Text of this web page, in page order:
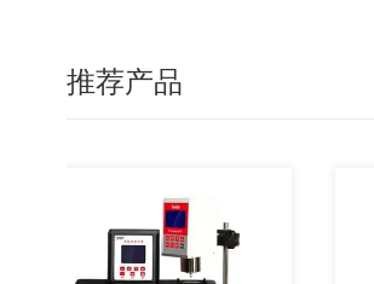
推荐产品